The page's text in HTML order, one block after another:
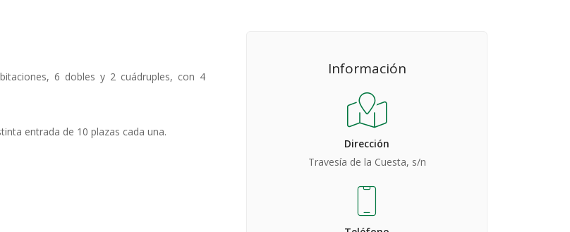
Información
Dirección
Travesía de la Cuesta, s/n
6 dobles y 2 cuádruples, con 4
entrada de 10 plazas cada una.